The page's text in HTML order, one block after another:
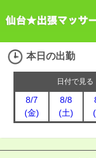
本日の出勤
日付で見る
8/7
(金)
8/8
(土)